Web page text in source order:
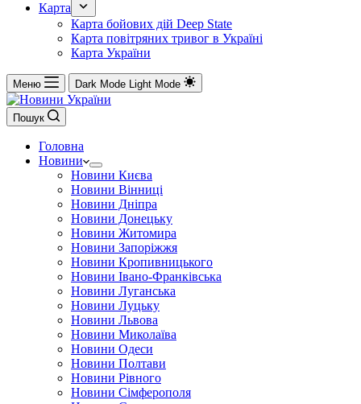
Карта
Карта бойових дій Deep State
Карта повітряних тривог в Україні
Карта України
Меню Dark Mode Light Mode
Пошук
Головна
Новини
Новини Києва
Новини Вінниці
Новини Дніпра
Новини Донецьку
Новини Житомира
Новини Запоріжжя
Новини Кропивницького
Новини Івано-Франківська
Новини Луганська
Новини Луцьку
Новини Львова
Новини Миколаїва
Новини Одеси
Новини Полтави
Новини Рівного
Новини Сімферополя